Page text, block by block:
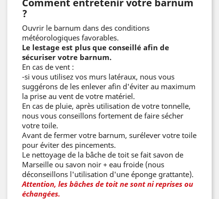
Comment entretenir votre barnum
?
Ouvrir le barnum dans des conditions
météorologiques favorables.
Le lestage est plus que conseillé afin de
sécuriser votre barnum.
En cas de vent :
-si vous utilisez vos murs latéraux, nous vous
suggérons de les enlever afin d'éviter au maximum
la prise au vent de votre matériel.
En cas de pluie, après utilisation de votre tonnelle,
nous vous conseillons fortement de faire sécher
votre toile.
Avant de fermer votre barnum, surélever votre toile
pour éviter des pincements.
Le nettoyage de la bâche de toit se fait savon de
Marseille ou savon noir + eau froide (nous
déconseillons l'utilisation d'une éponge grattante).
Attention, les bâches de toit ne sont ni reprises ou
échangées.